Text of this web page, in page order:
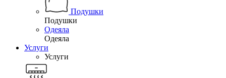
Подушки
Подушки
Одеяла
Одеяла
Услуги
Услуги